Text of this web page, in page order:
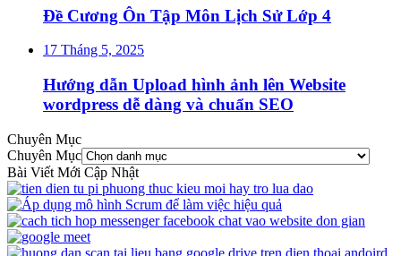
Đề Cương Ôn Tập Môn Lịch Sử Lớp 4
17 Tháng 5, 2025
Hướng dẫn Upload hình ảnh lên Website
wordpress dễ dàng và chuẩn SEO
Chuyên Mục
Chuyên Mục
Bài Viết Mới Cập Nhật